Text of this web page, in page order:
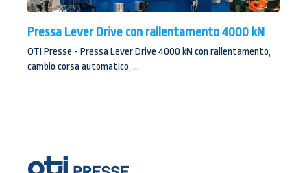
Pressa Lever Drive con rallentamento 4000 kN
OTI Presse - Pressa Lever Drive 4000 kN con rallentamento,
cambio corsa automatico, ...